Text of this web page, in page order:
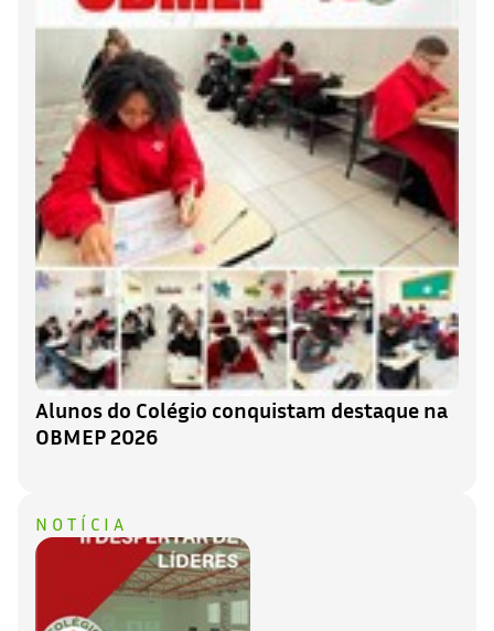
Alunos do Colégio conquistam destaque na
OBMEP 2026
NOTÍCIA